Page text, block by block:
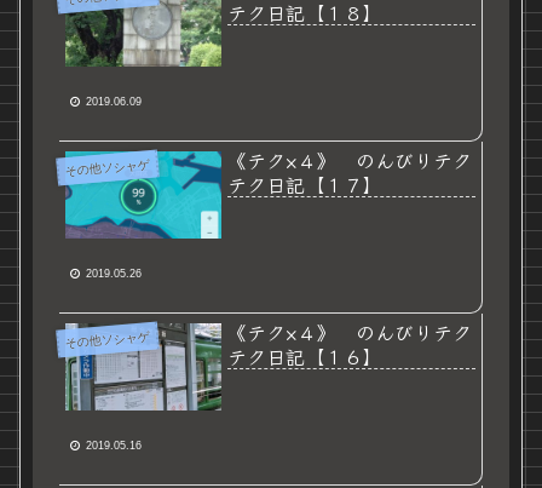
テク日記【１８】
2019.06.09
その他ソシャゲ
《テク×４》 のんびりテク
テク日記【１７】
2019.05.26
その他ソシャゲ
《テク×４》 のんびりテク
テク日記【１６】
2019.05.16